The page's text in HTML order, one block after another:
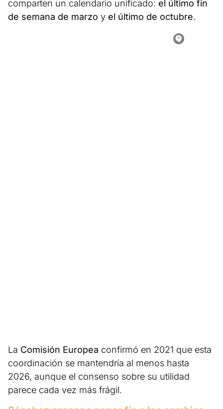
comparten un calendario unificado: el último fin
de semana de marzo y el último de octubre.
La Comisión Europea confirmó en 2021 que esta
coordinación se mantendría al menos hasta
2026, aunque el consenso sobre su utilidad
parece cada vez más frágil.